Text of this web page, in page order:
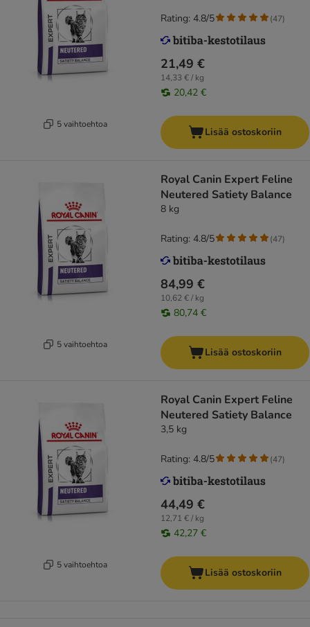
5 vaihtoehtoa
21,49 €
14,33 € / kg
20,42 €
Rating: 4.8/5 (47)
Lisää ostoskoriin
5 vaihtoehtoa
Royal Canin Expert Feline
Neutered Satiety Balance
8 kg
84,99 €
10,62 € / kg
80,74 €
Rating: 4.8/5 (47)
Lisää ostoskoriin
5 vaihtoehtoa
Royal Canin Expert Feline
Neutered Satiety Balance
3,5 kg
44,49 €
12,71 € / kg
42,27 €
Rating: 4.8/5 (47)
Lisää ostoskoriin